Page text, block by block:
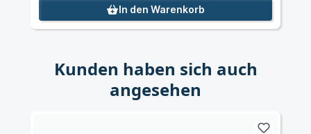
In den Warenkorb
Kunden haben sich auch
angesehen